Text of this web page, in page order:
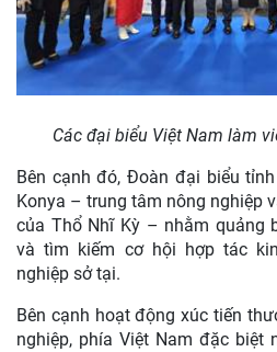
Các đại biểu Việt Nam làm
Bên cạnh đó, Đoàn đại biểu
Konya – trung tâm nông nghiệp
của Thổ Nhĩ Kỳ – nhằm quảng
và tìm kiếm cơ hội hợp tác
nghiệp sở tại.
Bên cạnh hoạt động xúc tiến
nghiệp, phía Việt Nam đặc biệt